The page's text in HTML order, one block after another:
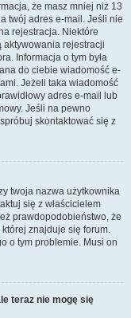
że masz mniej niż 13
twój adres e-mail. Jeśli nie
rejestracja. Niektóre
rejestracji
Informacja o tym była
do ciebie wiadomość e-
Jeżeli taka wiadomość
adres e-mail lub
Jeśli na pewno
skontaktować się z
twoja nazwa użytkownika
się z właścicielem
prawdopodobieństwo, że
znajduje się forum.
o tym problemie. Musi on
teraz nie mogę się